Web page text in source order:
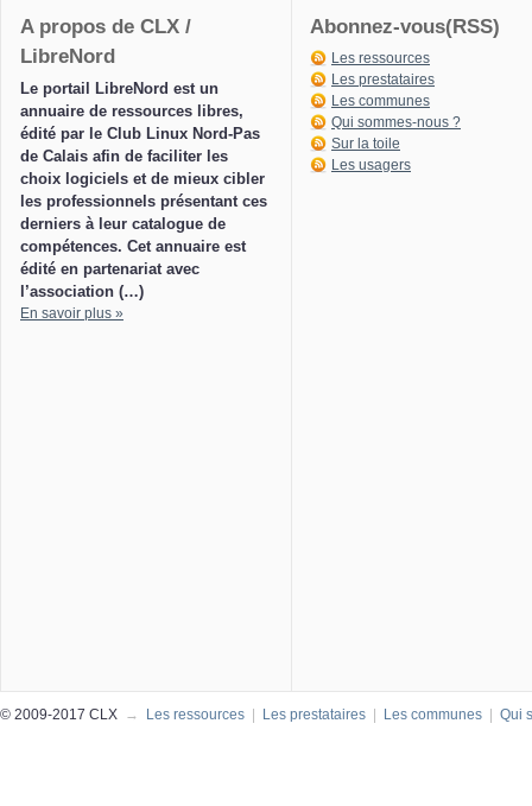
A propos de CLX /
LibreNord
Le portail LibreNord est un
annuaire de ressources libres,
édité par le Club Linux Nord-Pas
de Calais afin de faciliter les
choix logiciels et de mieux cibler
les professionnels présentant ces
derniers à leur catalogue de
compétences. Cet annuaire est
édité en partenariat avec
l’association (…)
En savoir plus »
Abonnez-vous(RSS)
Les ressources
Les prestataires
Les communes
Qui sommes-nous ?
Sur la toile
Les usagers
© 2009-2017 CLX → Les ressources Les prestataires Les communes Qui